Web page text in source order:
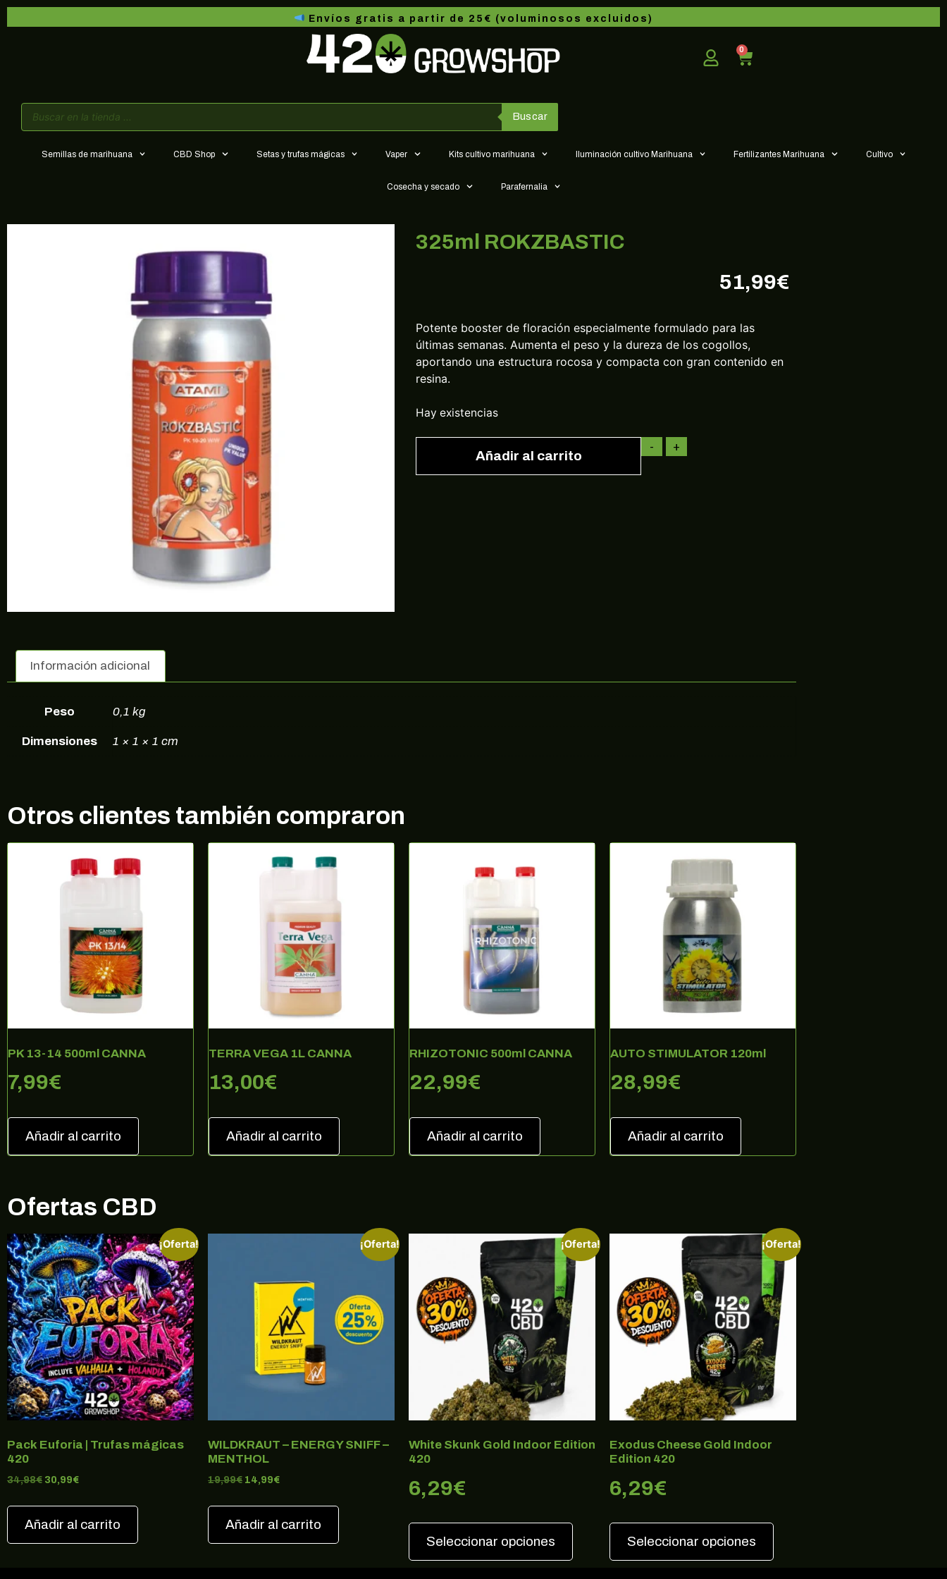
Envíos gratis a partir de 25€ (voluminosos excluidos)
0
Buscar
Semillas de marihuana CBD Shop Setas y trufas mágicas Vaper Kits cultivo marihuana Iluminación cultivo Marihuana Fertilizantes Marihuana Cultivo
Cosecha y secado Parafernalia
325ml ROKZBASTIC
51,99€
Potente booster de floración especialmente formulado para las
últimas semanas. Aumenta el peso y la dureza de los cogollos,
aportando una estructura rocosa y compacta con gran contenido en
resina.
Hay existencias
- +
Añadir al carrito
Información adicional
Peso 0,1 kg
Dimensiones 1 × 1 × 1 cm
Otros clientes también compraron
PK 13-14 500ml CANNA
7,99€
Añadir al carrito
TERRA VEGA 1L CANNA
13,00€
Añadir al carrito
RHIZOTONIC 500ml CANNA
22,99€
Añadir al carrito
AUTO STIMULATOR 120ml
28,99€
Añadir al carrito
Ofertas CBD
¡Oferta!
Pack Euforia | Trufas mágicas
420
34,98€ 30,99€
Añadir al carrito
¡Oferta!
WILDKRAUT – ENERGY SNIFF –
MENTHOL
19,99€ 14,99€
Añadir al carrito
¡Oferta!
White Skunk Gold Indoor Edition
420
6,29€
Seleccionar opciones
¡Oferta!
Exodus Cheese Gold Indoor
Edition 420
6,29€
Seleccionar opciones
COMPRA!
Regístrate en nuestra newsletter para estar al corriente de ofertas
exclusivas, noticias, promociones y muchas sorpresas.
Correo electrónico